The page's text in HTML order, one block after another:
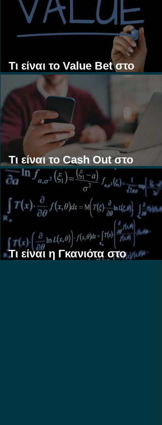
Τι είναι το Value Bet στο
Στοίχημα;
Τι είναι το Cash Out στο
Στοίχημα;
Τι είναι η Γκανιότα στο